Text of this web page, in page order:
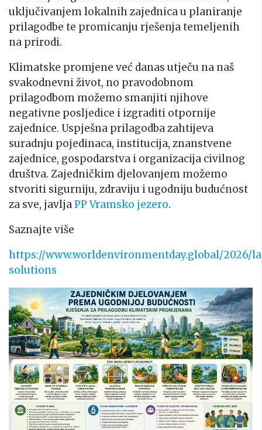
uključivanjem lokalnih zajednica u planiranje
prilagodbe te promicanju rješenja temeljenih
na prirodi.
Klimatske promjene već danas utječu na naš
svakodnevni život, no pravodobnom
prilagodbom možemo smanjiti njihove
negativne posljedice i izgraditi otpornije
zajednice. Uspješna prilagodba zahtijeva
suradnju pojedinaca, institucija, znanstvene
zajednice, gospodarstva i organizacija civilnog
društva. Zajedničkim djelovanjem možemo
stvoriti sigurniju, zdraviju i ugodniju budućnost
za sve, javljaPP Vramsko jezero.
Saznajte više
https://www.worldenvironmentday.global/2026/
solutions